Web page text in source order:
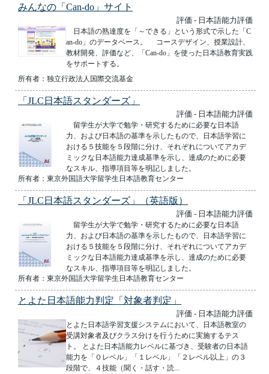
みんなの「Can-do」サイト
評価 - 日本語能力評価
日本語の熟達度を「～できる」という形式で示した「C
an-do」のデータベース。 コースデザイン、授業設計、
教材開発、評価など、「Can-do」を使った日本語教育実践
をサポートする。
所有者：独立行政法人国際交流基金
「JLC日本語スタンダーズ」
評価 - 日本語能力評価
留学生が大学で勉学・研究するために必要な日本語
力、および日本語の基準を示したもので、日本語学習に
おける５技能を５段階に分け、それぞれについてアカデ
ミックな日本語能力達成基準を示し、達成のために必要
なスキル、指導項目等を明記しました。
所有者：東京外国語大学留学生日本語教育センター
「JLC日本語スタンダーズ」（英語版）
評価 - 日本語能力評価
留学生が大学で勉学・研究するために必要な日本語
力、および日本語の基準を示したもので、日本語学習に
おける５技能を５段階に分け、それぞれについてアカデ
ミックな日本語能力達成基準を示し、達成のために必要
なスキル、指導項目等を明記しました。
所有者：東京外国語大学留学生日本語教育センター
とよた日本語能力判定「対象者判定」
評価 - 日本語能力評価
とよた日本語学習支援システムにおいて、日本語教室の
受講対象者及びクラス分けを行うために実施するテス
ト。 とよた日本語能力レベルに基づき、受験者の日本語
能力を「０レベル」「１レベル」「２レベル以上」の３
段階で、４技能（聞く・話す・読...